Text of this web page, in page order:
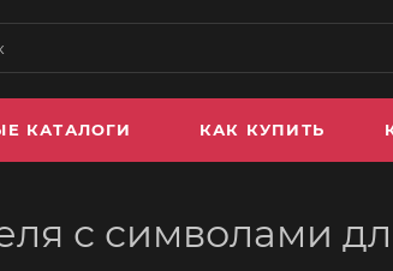
КАТАЛОГИ КАК КУПИТЬ
с символами